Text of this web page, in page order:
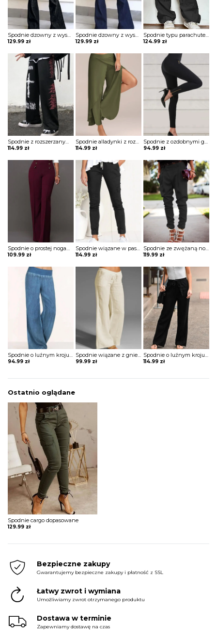
Spodnie dzowny z wysokim stanem i wiązaniem w pasie
129.99 zł
Spodnie dzowny z wysokim stanem i wiązaniem w pasie
129.99 zł
Spodnie typu parachute z troczkami
124.99 zł
Spodnie z rozszerzanymi nogawkami z nadrukiem
114.99 zł
Spodnie alladynki z rozcięciami
114.99 zł
Spodnie z ozdobnymi guzikami w pasie
94.99 zł
Spodnie o prostej nogawce z ozdobnymi guzikami
109.99 zł
Spodnie wiązane w pasie z kieszeniami
114.99 zł
Spodnie ze zwężaną nogawką z kieszeniami
119.99 zł
Spodnie o luźnym kroju z rozszerzaną nogawką
94.99 zł
Spodnie wiązane z gniecionego materiału
99.99 zł
Spodnie o luźnym kroju wiązane w pasie
114.99 zł
Ostatnio oglądane
Spodnie cargo dopasowane
129.99 zł
Bezpieczne zakupy
Gwarantujemy bezpieczne zakupy i płatność z SSL
Łatwy zwrot i wymiana
Umożliwiamy zwrot otrzymanego produktu
Dostawa w terminie
Zapewniamy dostawę na czas